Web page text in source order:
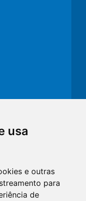
usa
e outras
para
de